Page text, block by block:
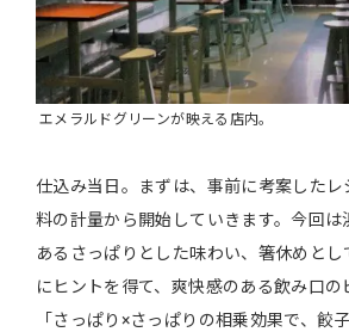
エメラルドグリーンが映える店内。
仕込み当日。まずは、事前に考案した
料の計量から開始していきます。今回は
あるさっぱりとした味わい、箸休めとし
にヒントを得て、爽快感のある飲み口の
「さっぱり×さっぱりの相乗効果で、餃